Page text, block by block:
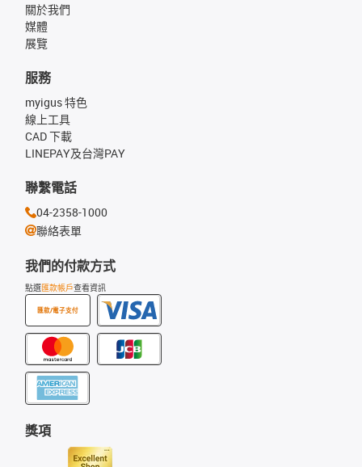
關於我們
媒體
展覽
我們的付款方式
點選匯款帳戶查看資訊
匯款/電子支付
服務
myigus 特色
線上工具
CAD 下載
LINEPAY及台灣PAY
獎項
聯繫電話
04-2358-1000
聯絡表單